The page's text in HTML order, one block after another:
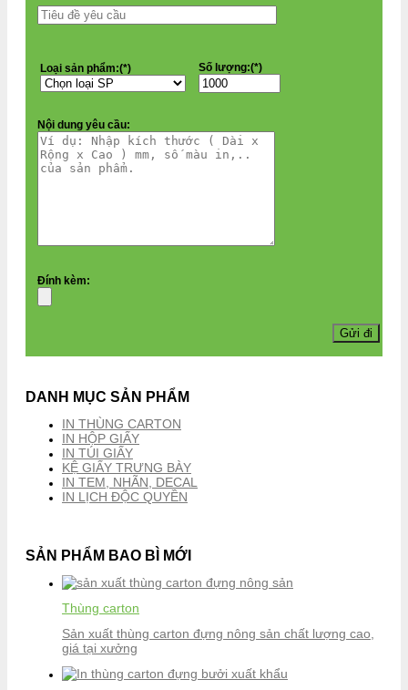
Loại sản phẩm:(*) Số lượng:(*)
Nội dung yêu cầu:
Đính kèm:
DANH MỤC SẢN PHẨM
IN THÙNG CARTON
IN HỘP GIẤY
IN TÚI GIẤY
KỆ GIẤY TRƯNG BÀY
IN TEM, NHÃN, DECAL
IN LỊCH ĐỘC QUYỀN
SẢN PHẨM BAO BÌ MỚI
Thùng carton
Sản xuất thùng carton đựng nông sản chất lượng cao,
giá tại xưởng